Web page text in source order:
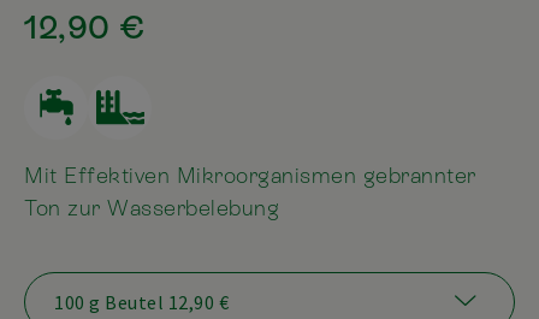
Mit Effektiven Mikroorganismen gebrannter
Ton zur Wasserbelebung
12,90 €